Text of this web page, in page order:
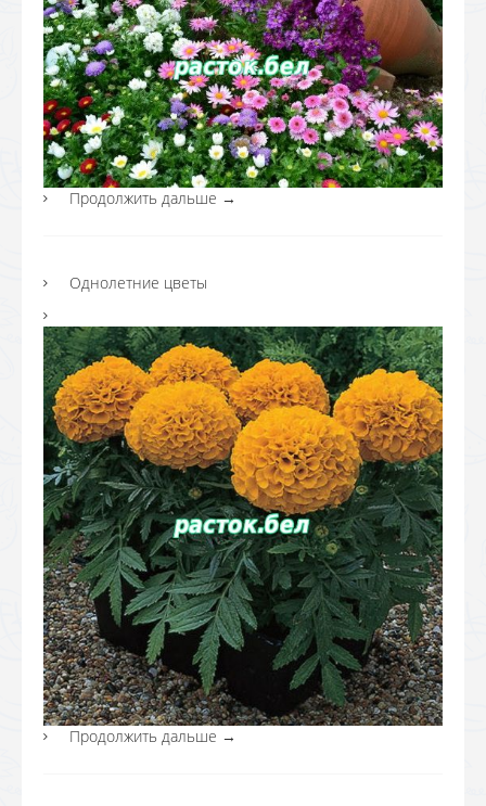
Продолжить дальше →
Однолетние цветы
Продолжить дальше →